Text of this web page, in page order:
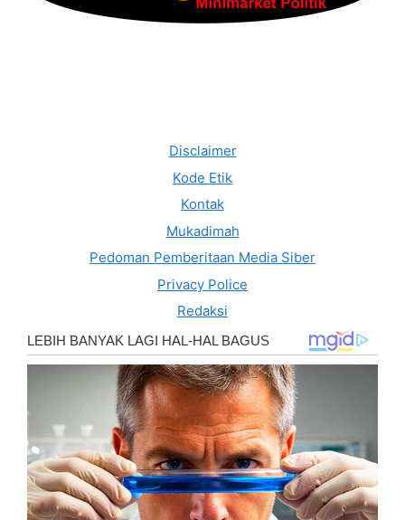
Disclaimer
Kode Etik
Kontak
Mukadimah
Pedoman Pemberitaan Media Siber
Privacy Police
Redaksi